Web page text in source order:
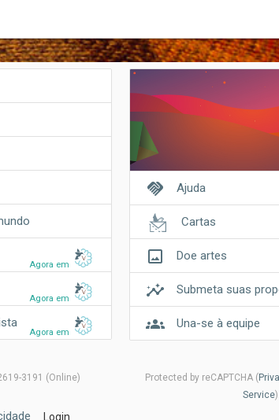
Agora em
Agora em
Agora em
handshake Ajuda
Cartas
crop_original Doe artes
insights Submeta suas
groups Una-se à equipe
3191 (Online) Protected by reCAPTCHA (
Service).
Login